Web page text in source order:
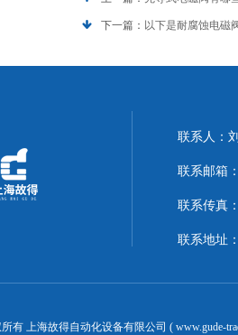
下一篇： 以下是耐腐蚀电磁
联系人：
联系邮箱
联系传真
联系地址
有 上海故得自动化设备有限公司 ( www.gude-